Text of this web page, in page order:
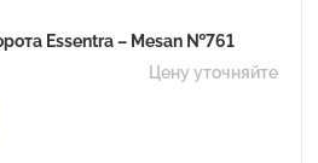
Essentra – Mesan №761
Цену уточняйте